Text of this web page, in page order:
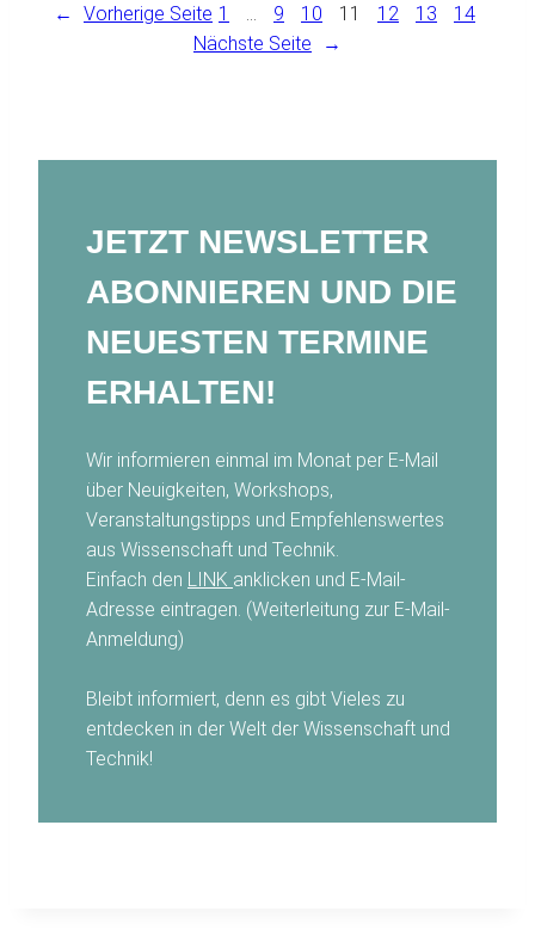
← Vorherige Seite 1 … 9 10 11 12 13
14
Nächste Seite
→
JETZT NEWSLETTER
ABONNIEREN UND DIE
NEUESTEN TERMINE
ERHALTEN!
Wir informieren einmal im Monat per E-Mail
über Neuigkeiten, Workshops,
Veranstaltungstipps und Empfehlenswertes
aus Wissenschaft und Technik.
Einfach den LINK anklicken und E-Mail-
Adresse eintragen. (Weiterleitung zur E-Mail-
Anmeldung)
Bleibt informiert, denn es gibt Vieles zu
entdecken in der Welt der Wissenschaft und
Technik!